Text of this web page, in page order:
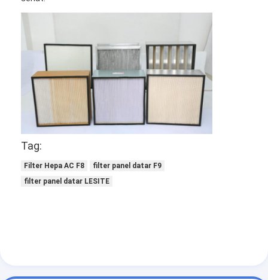
Tag:
Filter Hepa AC F8
filter panel datar F9
filter panel datar LESITE